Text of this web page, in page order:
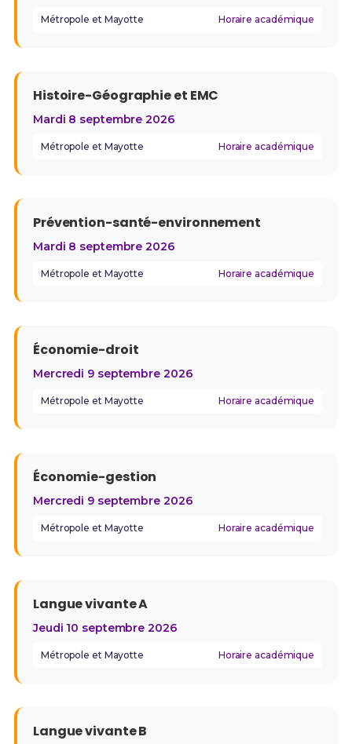
Métropole et Mayotte Horaire académique
Histoire-Géographie et EMC
Mardi 8 septembre 2026
Métropole et Mayotte Horaire académique
Prévention-santé-environnement
Mardi 8 septembre 2026
Métropole et Mayotte Horaire académique
Économie-droit
Mercredi 9 septembre 2026
Métropole et Mayotte Horaire académique
Économie-gestion
Mercredi 9 septembre 2026
Métropole et Mayotte Horaire académique
Langue vivante A
Jeudi 10 septembre 2026
Métropole et Mayotte Horaire académique
Langue vivante B